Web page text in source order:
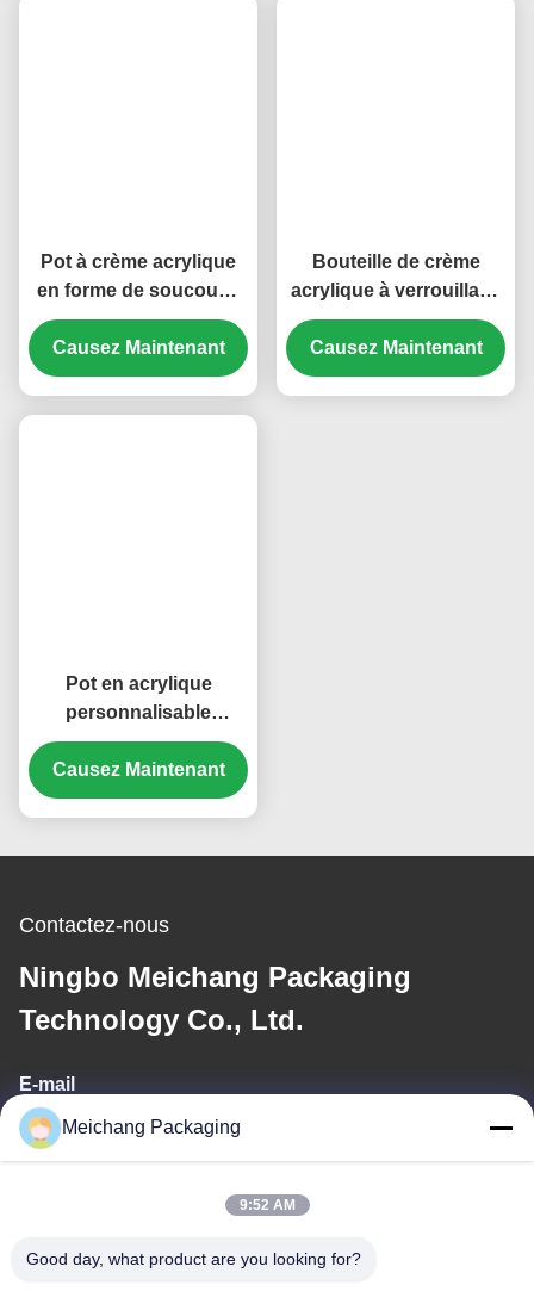
Étiquettes:
Emballage Crème De Pot
Bouteille D'emballage Cosmétique
Meichang Packaging
9:52 AM
Good day, what product are you looking for?